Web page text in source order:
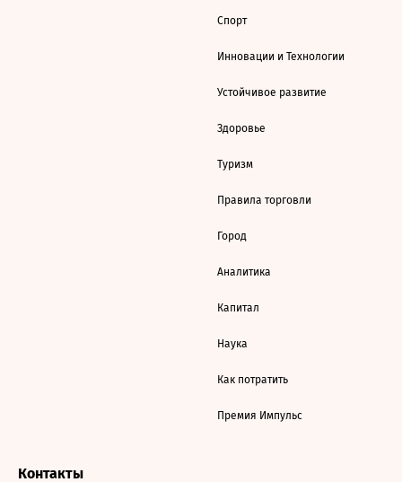
Спорт
Инновации и Технологии
Устойчивое развитие
Здоровье
Туризм
Правила торговли
Город
Аналитика
Капитал
Наука
Как потратить
Премия Импульс
Контакты